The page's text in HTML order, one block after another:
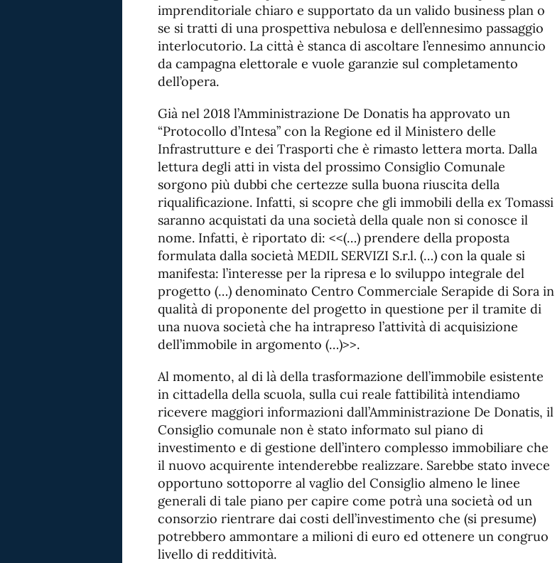
imprenditoriale chiaro e supportato da un valido business plan o
se si tratti di una prospettiva nebulosa e dell’ennesimo passaggio
interlocutorio. La città è stanca di ascoltare l’ennesimo annuncio
da campagna elettorale e vuole garanzie sul completamento
dell’opera.
Già nel 2018 l’Amministrazione De Donatis ha approvato un
“Protocollo d’Intesa” con la Regione ed il Ministero delle
Infrastrutture e dei Trasporti che è rimasto lettera morta. Dalla
lettura degli atti in vista del prossimo Consiglio Comunale
sorgono più dubbi che certezze sulla buona riuscita della
riqualificazione. Infatti, si scopre che gli immobili della ex Tomassi
saranno acquistati da una società della quale non si conosce il
nome. Infatti, è riportato di: <<(…) prendere della proposta
formulata dalla società MEDIL SERVIZI S.r.l. (…) con la quale si
manifesta: l’interesse per la ripresa e lo sviluppo integrale del
progetto (…) denominato Centro Commerciale Serapide di Sora in
qualità di proponente del progetto in questione per il tramite di
una nuova società che ha intrapreso l’attività di acquisizione
dell’immobile in argomento (…)>>.
Al momento, al di là della trasformazione dell’immobile esistente
in cittadella della scuola, sulla cui reale fattibilità intendiamo
ricevere maggiori informazioni dall’Amministrazione De Donatis, il
Consiglio comunale non è stato informato sul piano di
investimento e di gestione dell’intero complesso immobiliare che
il nuovo acquirente intenderebbe realizzare. Sarebbe stato invece
opportuno sottoporre al vaglio del Consiglio almeno le linee
generali di tale piano per capire come potrà una società od un
consorzio rientrare dai costi dell’investimento che (si presume)
potrebbero ammontare a milioni di euro ed ottenere un congruo
livello di redditività.